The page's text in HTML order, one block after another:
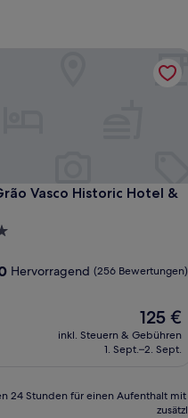
Vasco Historic Hotel &
Vasco Historic Hotel &
Hervorragend (256 Bewertungen)
Der
Preis
beträgt
125 €
inkl. Steuern & Gebühren
1. Sept.–2. Sept.
Vasco Historic Hotel &
24 Stunden für einen Aufenthalt